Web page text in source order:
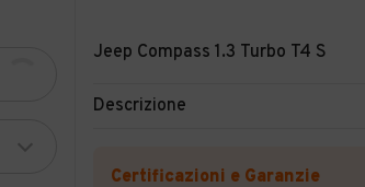
Jeep Compass 1.3 Turbo T4 S
Descrizione
Certificazioni e Garanzie